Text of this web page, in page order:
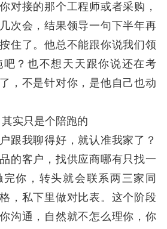
对接的那个工程师或者采购，
次会，结果领导一句下半年再
住了。他总不能跟你说我们领
？也不想天天跟你说还在考
，不是针对你，是他自己也动
实只是个陪跑的
跟我聊得好，就认准我家了？
的客户，找供应商哪有只找一
你，转头就会联系两三家同
，私下里做对比表。这个阶段
沟通，自然就不怎么理你，你